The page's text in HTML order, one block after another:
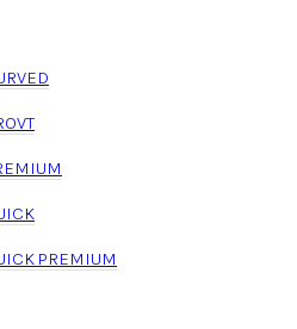
PREMIUM